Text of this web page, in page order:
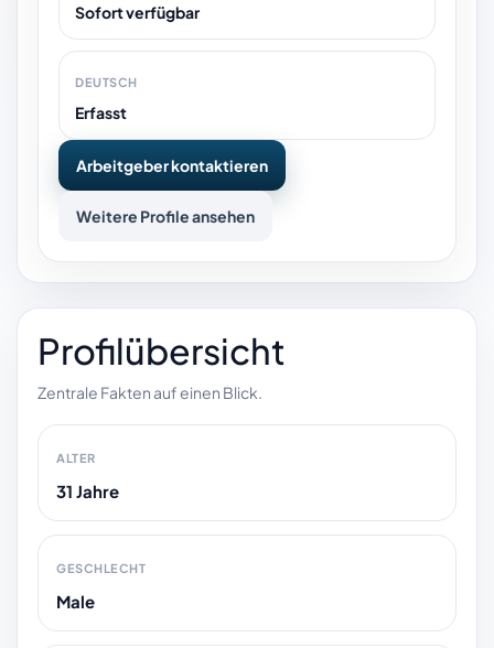
Sofort verfügbar
DEUTSCH
Erfasst
Arbeitgeber kontaktieren
Weitere Profile ansehen
Profilübersicht
Zentrale Fakten auf einen Blick.
ALTER
31 Jahre
GESCHLECHT
Male